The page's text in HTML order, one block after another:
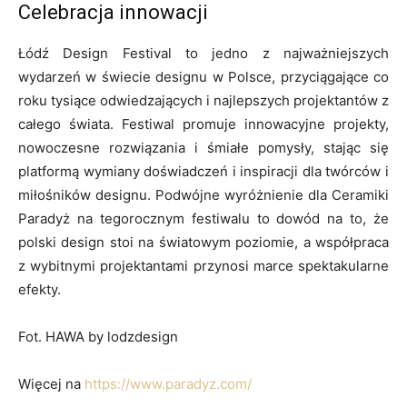
Celebracja innowacji
Łódź Design Festival to jedno z najważniejszych
wydarzeń w świecie designu w Polsce, przyciągające co
roku tysiące odwiedzających i najlepszych projektantów z
całego świata. Festiwal promuje innowacyjne projekty,
nowoczesne rozwiązania i śmiałe pomysły, stając się
platformą wymiany doświadczeń i inspiracji dla twórców i
miłośników designu. Podwójne wyróżnienie dla Ceramiki
Paradyż na tegorocznym festiwalu to dowód na to, że
polski design stoi na światowym poziomie, a współpraca
z wybitnymi projektantami przynosi marce spektakularne
efekty.
Fot. HAWA by lodzdesign
Więcej na https://www.paradyz.com/